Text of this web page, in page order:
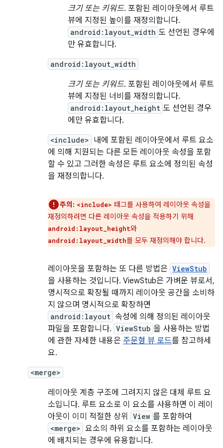
크기 또는 키워드. 포함된 레이아웃에서 루트
뷰에 지정된 높이를 재정의합니다.
android:layout_width 도 선언된 경우에
만 유효합니다.
android:layout_width
크기 또는 키워드. 포함된 레이아웃에서 루트
뷰에 지정된 너비를 재정의합니다.
android:layout_height 도 선언된 경우
에만 유효합니다.
<include> 내에 포함된 레이아웃에서 루트 요소
에 의해 지원되는 다른 모든 레이아웃 속성을 포함
할 수 있고 그러한 속성은 루트 요소에 정의된 속성
을 재정의합니다.
주의: <include> 태그를 사용하여 레이아웃 속성을
재정의하려면 다른 레이아웃 속성을 적용하기 위해
android:layout_height와
android:layout_width를 모두 재정의해야 합니다.
레이아웃을 포함하는 또 다른 방법은 ViewStub
을 사용하는 것입니다. ViewStub은 가벼운 뷰로서,
명시적으로 확장될 때까지 레이아웃 공간을 소비하
지 않으며 명시적으로 확장하면
android:layout 속성에 의해 정의된 레이아웃
파일을 포함합니다. ViewStub 을 사용하는 방법
에 관한 자세한 내용은 주문형 뷰 로드를 참고하세
요.
<merge>
레이아웃 계층 구조에 그려지지 않은 대체 루트 요
소입니다. 루트 요소로 이 요소를 사용하면 이 레이
아웃이 이미 적절한 상위
View 를 포함하여
<merge> 요소의 하위 요소를 포함하는 레이아웃
에 배치되는 경우에 유용합니다.